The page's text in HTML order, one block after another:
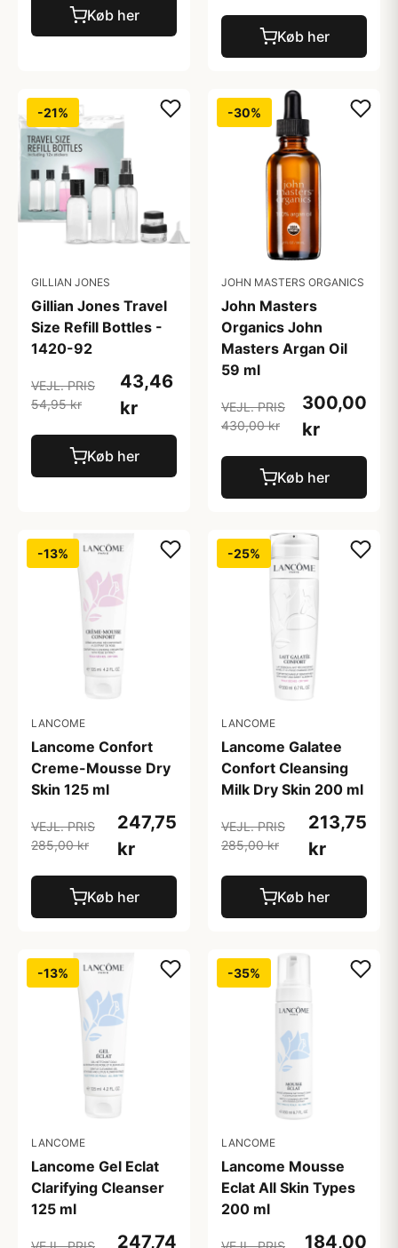
Køb her
Køb her
-21%
GILLIAN JONES
Gillian Jones Travel
Size Refill Bottles -
1420-92
VEJL. PRIS
54,95 kr
43,46
kr
Køb her
-30%
JOHN MASTERS ORGANICS
John Masters
Organics John
Masters Argan Oil
59 ml
VEJL. PRIS
430,00 kr
300,00
kr
Køb her
-13%
LANCOME
Lancome Confort
Creme-Mousse Dry
Skin 125 ml
VEJL. PRIS
285,00 kr
247,75
kr
Køb her
-25%
LANCOME
Lancome Galatee
Confort Cleansing
Milk Dry Skin 200 ml
VEJL. PRIS
285,00 kr
213,75
kr
Køb her
-13%
LANCOME
Lancome Gel Eclat
Clarifying Cleanser
125 ml
247,74
-35%
LANCOME
Lancome Mousse
Eclat All Skin Types
200 ml
184,00